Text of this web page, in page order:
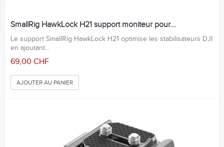
SmallRig HawkLock H21 support moniteur pour...
Le support SmallRig HawkLock H21 optimise les stabilisateurs DJI
en ajoutant...
69,00 CHF
AJOUTER AU PANIER